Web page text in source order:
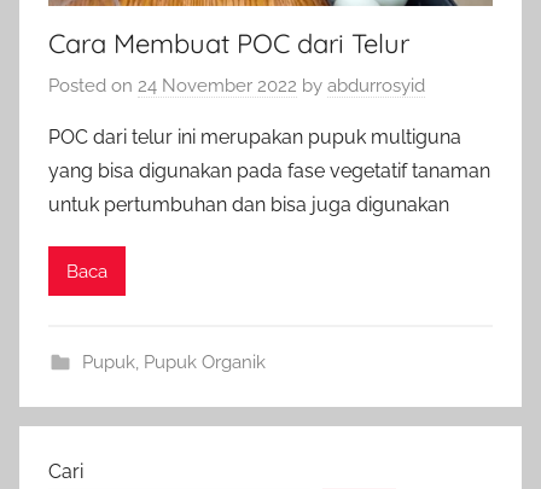
Cara Membuat POC dari Telur
Posted on 24 November 2022 by abdurrosyid
POC dari telur ini merupakan pupuk multiguna
yang bisa digunakan pada fase vegetatif tanaman
untuk pertumbuhan dan bisa juga digunakan
Baca
Pupuk, Pupuk Organik
Cari